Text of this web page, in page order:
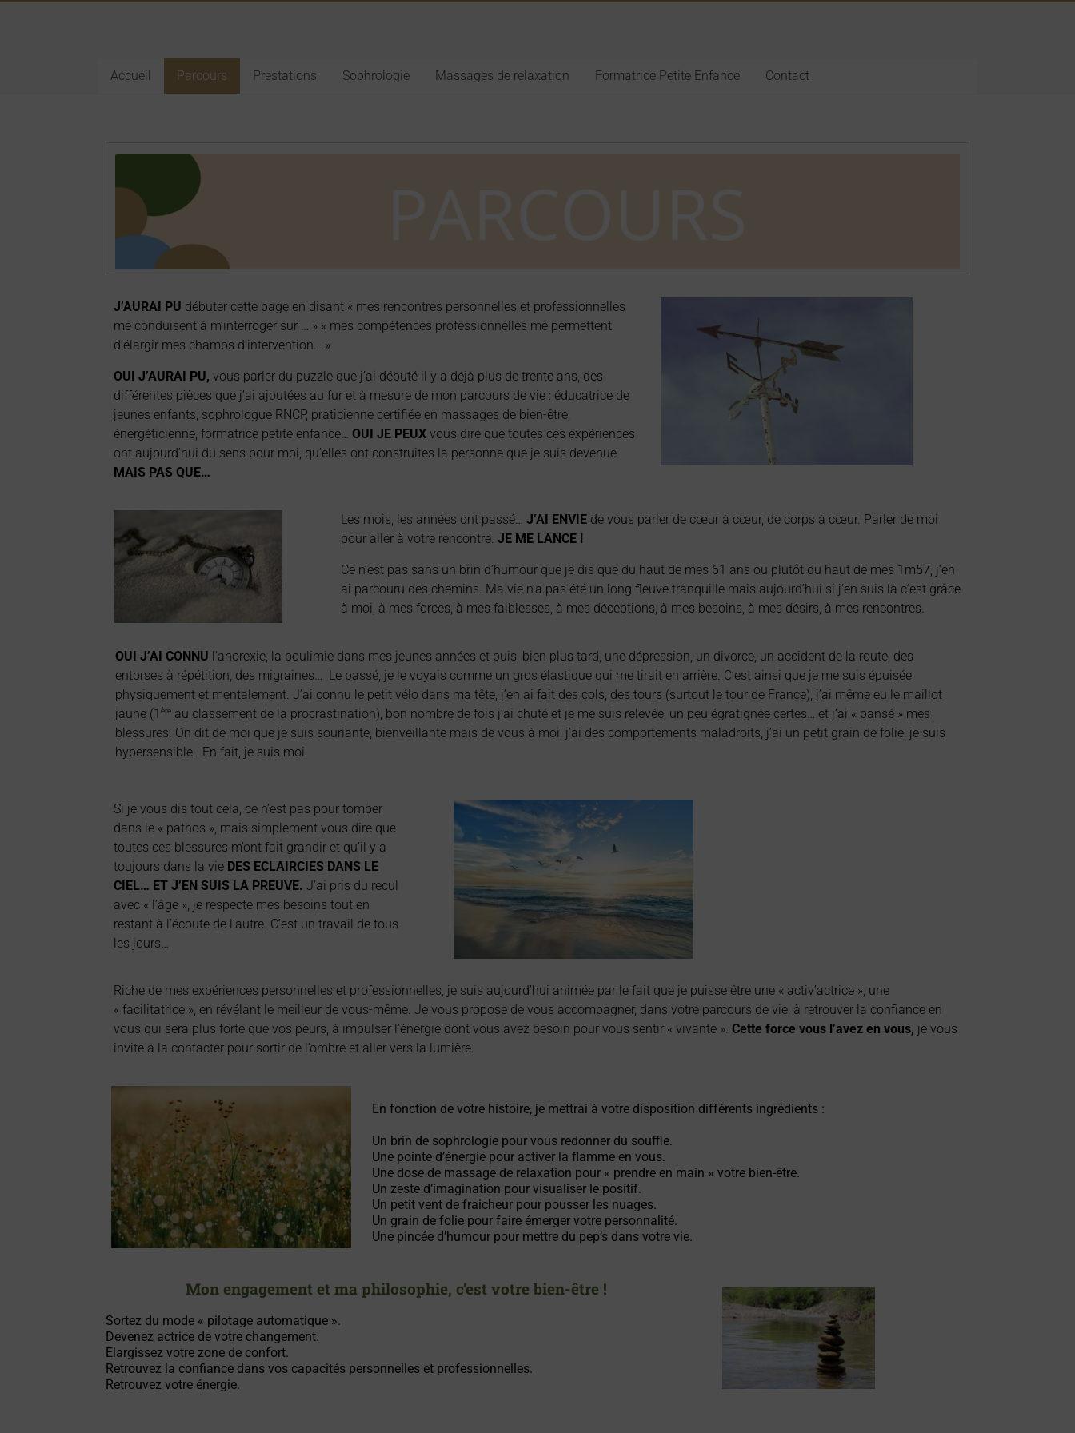
Accueil Parcours Prestations Sophrologie Massages de relaxation Formatrice Petite Enfance Contact
J’AURAI PU débuter cette page en disant « mes rencontres personnelles et professionnelles
me conduisent à m’interroger sur … » « mes compétences professionnelles me permettent
d’élargir mes champs d’intervention… »
OUI J’AURAI PU, vous parler du puzzle que j’ai débuté il y a déjà plus de trente ans, des
différentes pièces que j’ai ajoutées au fur et à mesure de mon parcours de vie : éducatrice de
jeunes enfants, sophrologue RNCP, praticienne certifiée en massages de bien-être,
énergéticienne, formatrice petite enfance… OUI JE PEUX vous dire que toutes ces expériences
ont aujourd’hui du sens pour moi, qu’elles ont construites la personne que je suis devenue
MAIS PAS QUE…
Les mois, les années ont passé… J’AI ENVIEde vous parler de cœur à cœur, de corps à cœur. Parler de moi
pour aller à votre rencontre. JE ME LANCE !
Ce n’est pas sans un brin d’humour que je dis que du haut de mes 61 ans ou plutôt du haut de mes 1m57, j’en
ai parcouru des chemins. Ma vie n’a pas été un long fleuve tranquille mais aujourd’hui si j’en suis là c’est grâce
à moi, à mes forces, à mes faiblesses, à mes déceptions, à mes besoins, à mes désirs, à mes rencontres.
OUI J’AI CONNU l’anorexie, la boulimie dans mes jeunes années et puis, bien plus tard, une dépression, un divorce, un accident de la route, des
entorses à répétition, des migraines… Le passé, je le voyais comme un gros élastique qui me tirait en arrière. C’est ainsi que je me suis épuisée
physiquement et mentalement. J’ai connu le petit vélo dans ma tête, j’en ai fait des cols, des tours (surtout le tour de France), j’ai même eu le maillot
jaune (1 ère au classement de la procrastination), bon nombre de fois j’ai chuté et je me suis relevée, un peu égratignée certes… et j’ai « pansé » mes
blessures. On dit de moi que je suis souriante, bienveillante mais de vous à moi, j’ai des comportements maladroits, j’ai un petit grain de folie, je suis
hypersensible. En fait, je suis moi.
Si je vous dis tout cela, ce n’est pas pour tomber
dans le « pathos », mais simplement vous dire que
toutes ces blessures m’ont fait grandir et qu’il y a
toujours dans la vie DES ECLAIRCIES DANS LE
CIEL… ET J’EN SUIS LA PREUVE. J’ai pris du recul
avec « l’âge », je respecte mes besoins tout en
restant à l’écoute de l’autre. C’est un travail de tous
les jours…
Riche de mes expériences personnelles et professionnelles, je suis aujourd’hui animée par le fait que je puisse être une « activ’actrice », une
« facilitatrice », en révélant le meilleur de vous-même. Je vous propose de vous accompagner, dans votre parcours de vie, à retrouver la confiance en
vous qui sera plus forte que vos peurs, à impulser l’énergie dont vous avez besoin pour vous sentir « vivante ». Cette force vous l’avez en vous, je vous
invite à la contacter pour sortir de l’ombre et aller vers la lumière.
En fonction de votre histoire, je mettrai à votre disposition différents ingrédients :
Un brin de sophrologie pour vous redonner du souffle.
Une pointe d’énergie pour activer la flamme en vous.
Une dose de massage de relaxation pour « prendre en main » votre bien-être.
Un zeste d’imagination pour visualiser le positif.
Un petit vent de fraicheur pour pousser les nuages.
Un grain de folie pour faire émerger votre personnalité.
Une pincée d’humour pour mettre du pep’s dans votre vie.
Mon engagement et ma philosophie, c’est votre bien-être !
Sortez du mode « pilotage automatique ».
Devenez actrice de votre changement.
Elargissez votre zone de confort.
Retrouvez la confiance dans vos capacités personnelles et professionnelles.
Retrouvez votre énergie.